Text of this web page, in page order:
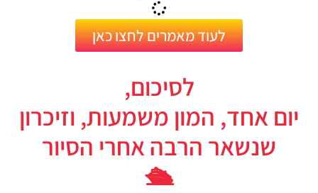
לעוד מאמרים לחצו כאן
לסיכום,
יום אחד, המון משמעות, וזיכרון
שנשאר הרבה אחרי הסיור
🛳️